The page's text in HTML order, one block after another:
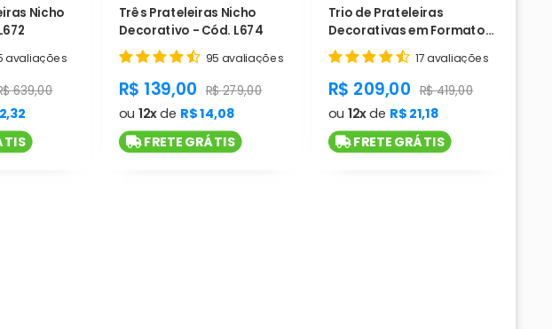
Nicho
avaliações
639,00
Três Prateleiras Nicho
Decorativo - Cód. L674
95 avaliações
product.general.sale_price
R$ 139,00 product.general.regular_price
R$ 279,00
ou 12xde R$ 14,08
FRETE GRÁTIS
Trio de Prateleiras
Decorativas em Formato
Z - Cód. L671
17 avaliações
R$ 209,00 R$ 419,00
ou 12xde R$ 21,18
FRETE GRÁTIS